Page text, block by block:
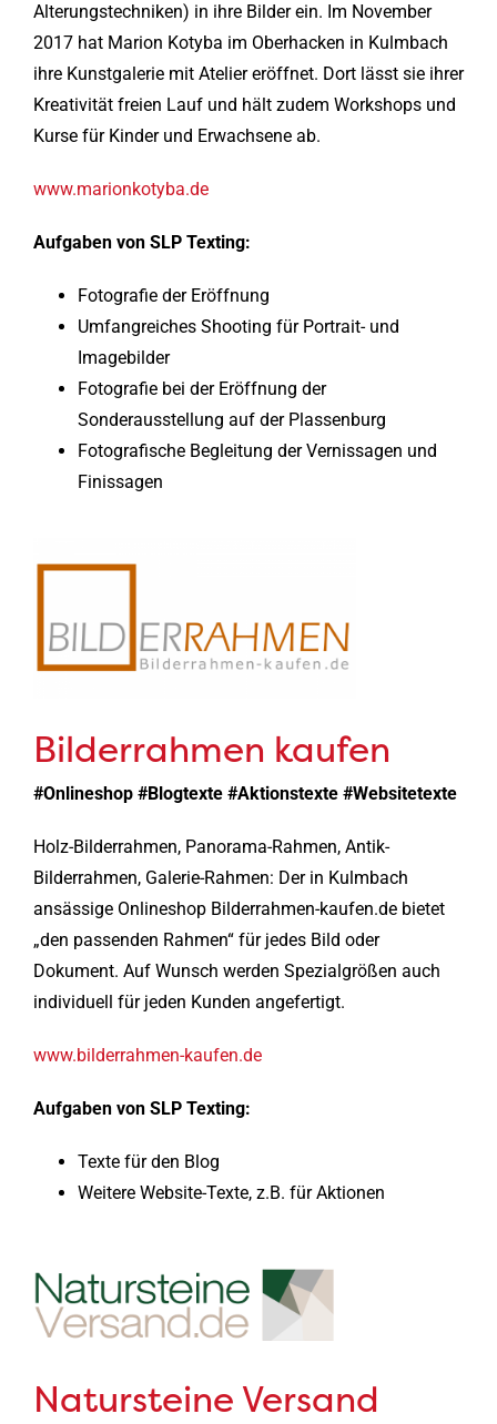
Alterungstechniken) in ihre Bilder ein. Im November
2017 hat Marion Kotyba im Oberhacken in Kulmbach
ihre Kunstgalerie mit Atelier eröffnet. Dort lässt sie ihrer
Kreativität freien Lauf und hält zudem Workshops und
Kurse für Kinder und Erwachsene ab.
www.marionkotyba.de
Aufgaben von SLP Texting:
Fotografie der Eröffnung
Umfangreiches Shooting für Portrait- und
Imagebilder
Fotografie bei der Eröffnung der
Sonderausstellung auf der Plassenburg
Fotografische Begleitung der Vernissagen und
Finissagen
Bilderrahmen kaufen
#Onlineshop #Blogtexte #Aktionstexte #Websitetexte
Holz-Bilderrahmen, Panorama-Rahmen, Antik-
Bilderrahmen, Galerie-Rahmen: Der in Kulmbach
ansässige Onlineshop Bilderrahmen-kaufen.de bietet
„den passenden Rahmen“ für jedes Bild oder
Dokument. Auf Wunsch werden Spezialgrößen auch
individuell für jeden Kunden angefertigt.
www.bilderrahmen-kaufen.de
Aufgaben von SLP Texting:
Texte für den Blog
Weitere Website-Texte, z.B. für Aktionen
Natursteine Versand